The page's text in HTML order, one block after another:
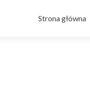
Strona główna